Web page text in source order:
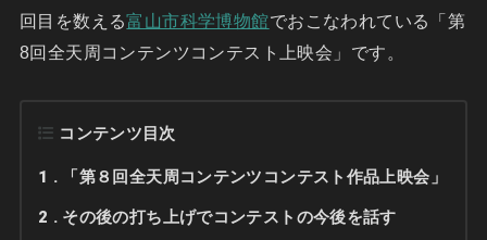
回目を数える富山市科学博物館でおこなわれている「第
8回全天周コンテンツコンテスト上映会」です。
コンテンツ目次
1 「第８回全天周コンテンツコンテスト作品上映会」
2 その後の打ち上げでコンテストの今後を話す